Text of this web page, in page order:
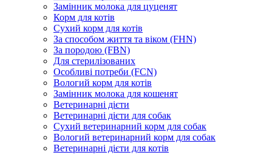
Замінник молока для цуценят
Корм для котів
Сухий корм для котів
За способом життя та віком (FHN)
За породою (FBN)
Для стерилізованих
Особливі потреби (FCN)
Вологий корм для котів
Замінник молока для кошенят
Ветеринарні дієти
Ветеринарні дієти для собак
Сухий ветеринарний корм для собак
Вологий ветеринарний корм для собак
Ветеринарні дієти для котів